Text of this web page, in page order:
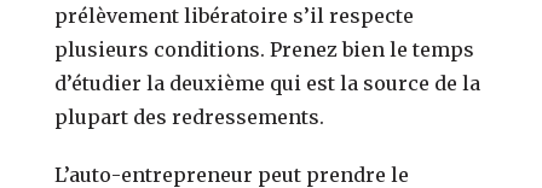
prélèvement libératoire s’il respecte
plusieurs conditions. Prenez bien le temps
d’étudier la deuxième qui est la source de la
plupart des redressements.
L’auto-entrepreneur peut prendre le